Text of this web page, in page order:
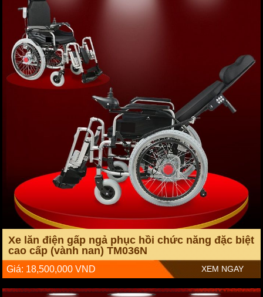
Xe lăn điện gấp ngả phục hồi chức năng đặc biệt
cao cấp (vành nan) TM036N
Giá: 18,500,000 VND XEM NGAY